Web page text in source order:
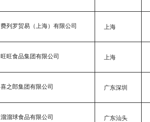
费列罗贸易（上海）有限公司 上海
旺旺食品集团有限公司 上海
喜之郎集团有限公司 广东深圳
溜溜球食品有限公司 广东汕头